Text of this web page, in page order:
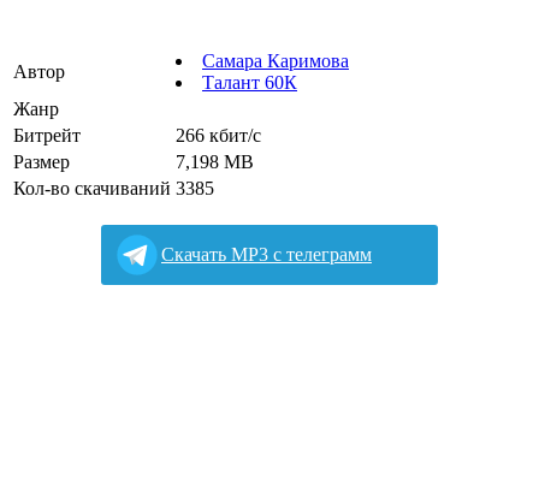
Автор
Самара Каримова
Талант 60К
Жанр
Битрейт
266 кбит/с
Размер
7,198 MB
Кол-во скачиваний 3385
Cкачать MP3 с телеграмм